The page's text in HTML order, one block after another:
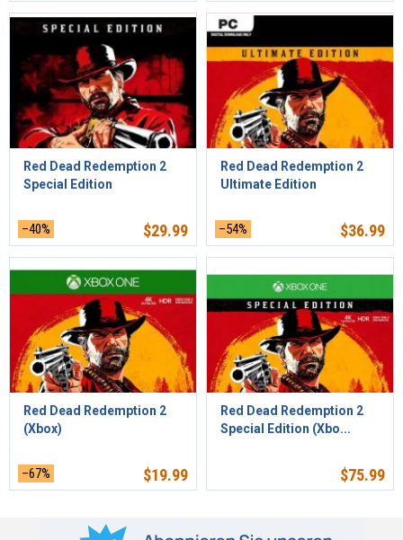
Red Dead Redemption 2
Special Edition
–40% $29.99
Red Dead Redemption 2
Ultimate Edition
–54% $36.99
Red Dead Redemption 2
(Xbox)
–67% $19.99
Red Dead Redemption 2
Special Edition (Xbo...
$75.99